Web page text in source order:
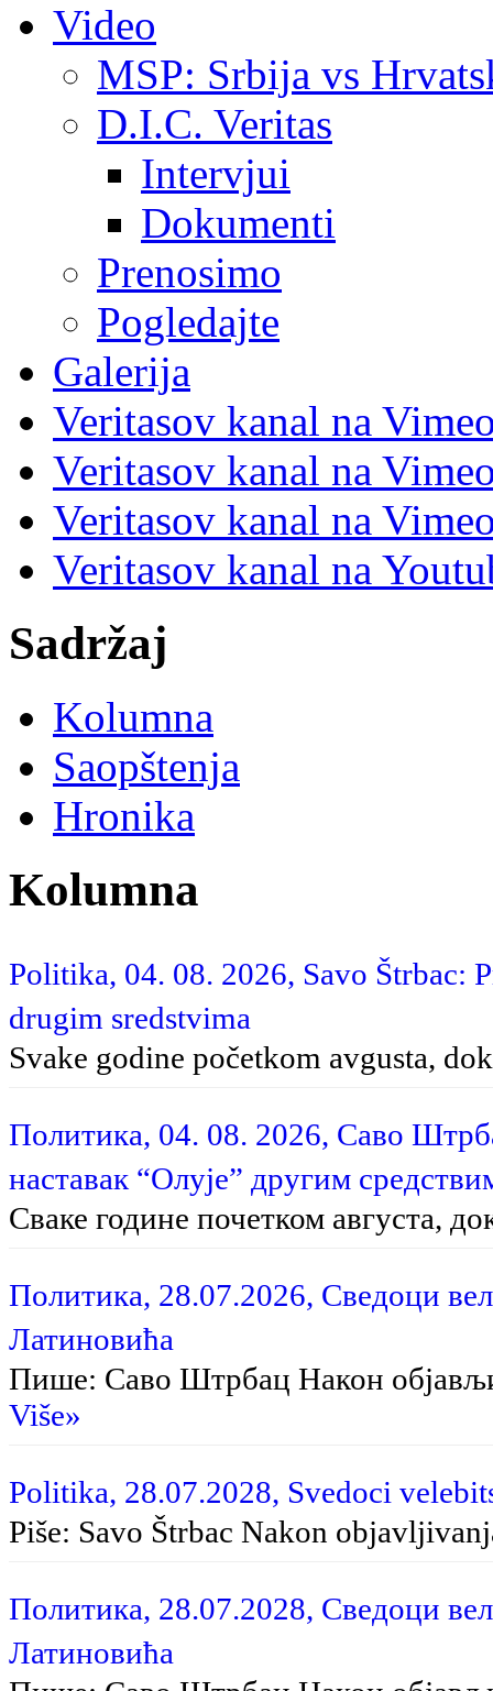
Video
MSP: Srbija vs
D.I.C. Veritas
Intervjui
Dokumenti
Prenosimo
Pogledajte
Galerija
Veritasov kanal na
Veritasov kanal na
Veritasov kanal na
Veritasov kanal na
Sadržaj
Kolumna
Saopštenja
Hronika
Kolumna
Politika, 04. 08. 2026, Savo Štrbac:
drugim sredstvima
Svake godine početkom avgusta,
Политика, 04. 08. 2026, Саво
наставак “Олује” другим
Сваке године почетком августа,
Политика, 28.07.2026, Сведоци
Латиновића
Пише: Саво Штрбац На­кон
Više»
Politika, 28.07.2028, Svedoci
Piše: Savo Štrbac Na­kon
Политика, 28.07.2028, Сведоци
Латиновића